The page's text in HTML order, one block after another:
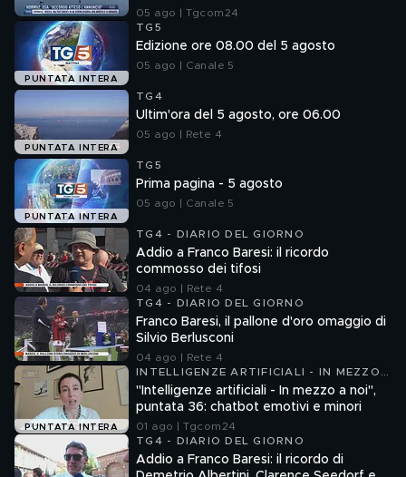
05 ago | Tgcom24
PUNTATA INTERA
TG5
Edizione ore 08.00 del 5 agosto
05 ago | Canale 5
PUNTATA INTERA
TG4
Ultim'ora del 5 agosto, ore 06.00
05 ago | Rete 4
PUNTATA INTERA
TG5
Prima pagina - 5 agosto
05 ago | Canale 5
TG4 - DIARIO DEL GIORNO
Addio a Franco Baresi: il ricordo
commosso dei tifosi
04 ago | Rete 4
TG4 - DIARIO DEL GIORNO
Franco Baresi, il pallone d'oro omaggio di
Silvio Berlusconi
04 ago | Rete 4
PUNTATA INTERA
INTELLIGENZE ARTIFICIALI - IN MEZZO
A NOI
"Intelligenze artificiali - In mezzo a noi",
puntata 36: chatbot emotivi e minori
01 ago | Tgcom24
TG4 - DIARIO DEL GIORNO
Addio a Franco Baresi: il ricordo di